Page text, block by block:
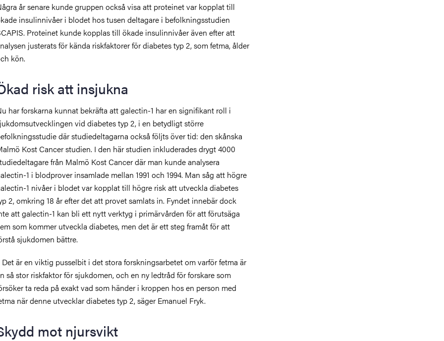
år senare kunde gruppen också visa att proteinet var kopplat till
insulinnivåer i blodet hos tusen deltagare i befolkningsstudien
Proteinet kunde kopplas till ökade insulinnivåer även efter att
justerats för kända riskfaktorer för diabetes typ 2, som fetma, ålder
kön.
risk att insjukna
har forskarna kunnat bekräfta att galectin-1 har en signifikant roll i
vid diabetes typ 2, i en betydligt större
där studiedeltagarna också följts över tid: den skånska
Kost Cancer studien. I den här studien inkluderades drygt 4000
från Malmö Kost Cancer där man kunde analysera
1 i blodprover insamlade mellan 1991 och 1994. Man såg att högre
1 nivåer i blodet var kopplat till högre risk att utveckla diabetes
2, omkring 18 år efter det att provet samlats in. Fyndet innebär dock
att galectin-1 kan bli ett nytt verktyg i primärvården för att förutsäga
som kommer utveckla diabetes, men det är ett steg framåt för att
sjukdomen bättre.
Det är en viktig pusselbit i det stora forskningsarbetet om varför fetma är
så stor riskfaktor för sjukdomen, och en ny ledtråd för forskare som
ta reda på exakt vad som händer i kroppen hos en person med
när denne utvecklar diabetes typ 2, säger Emanuel Fryk.
mot njursvikt